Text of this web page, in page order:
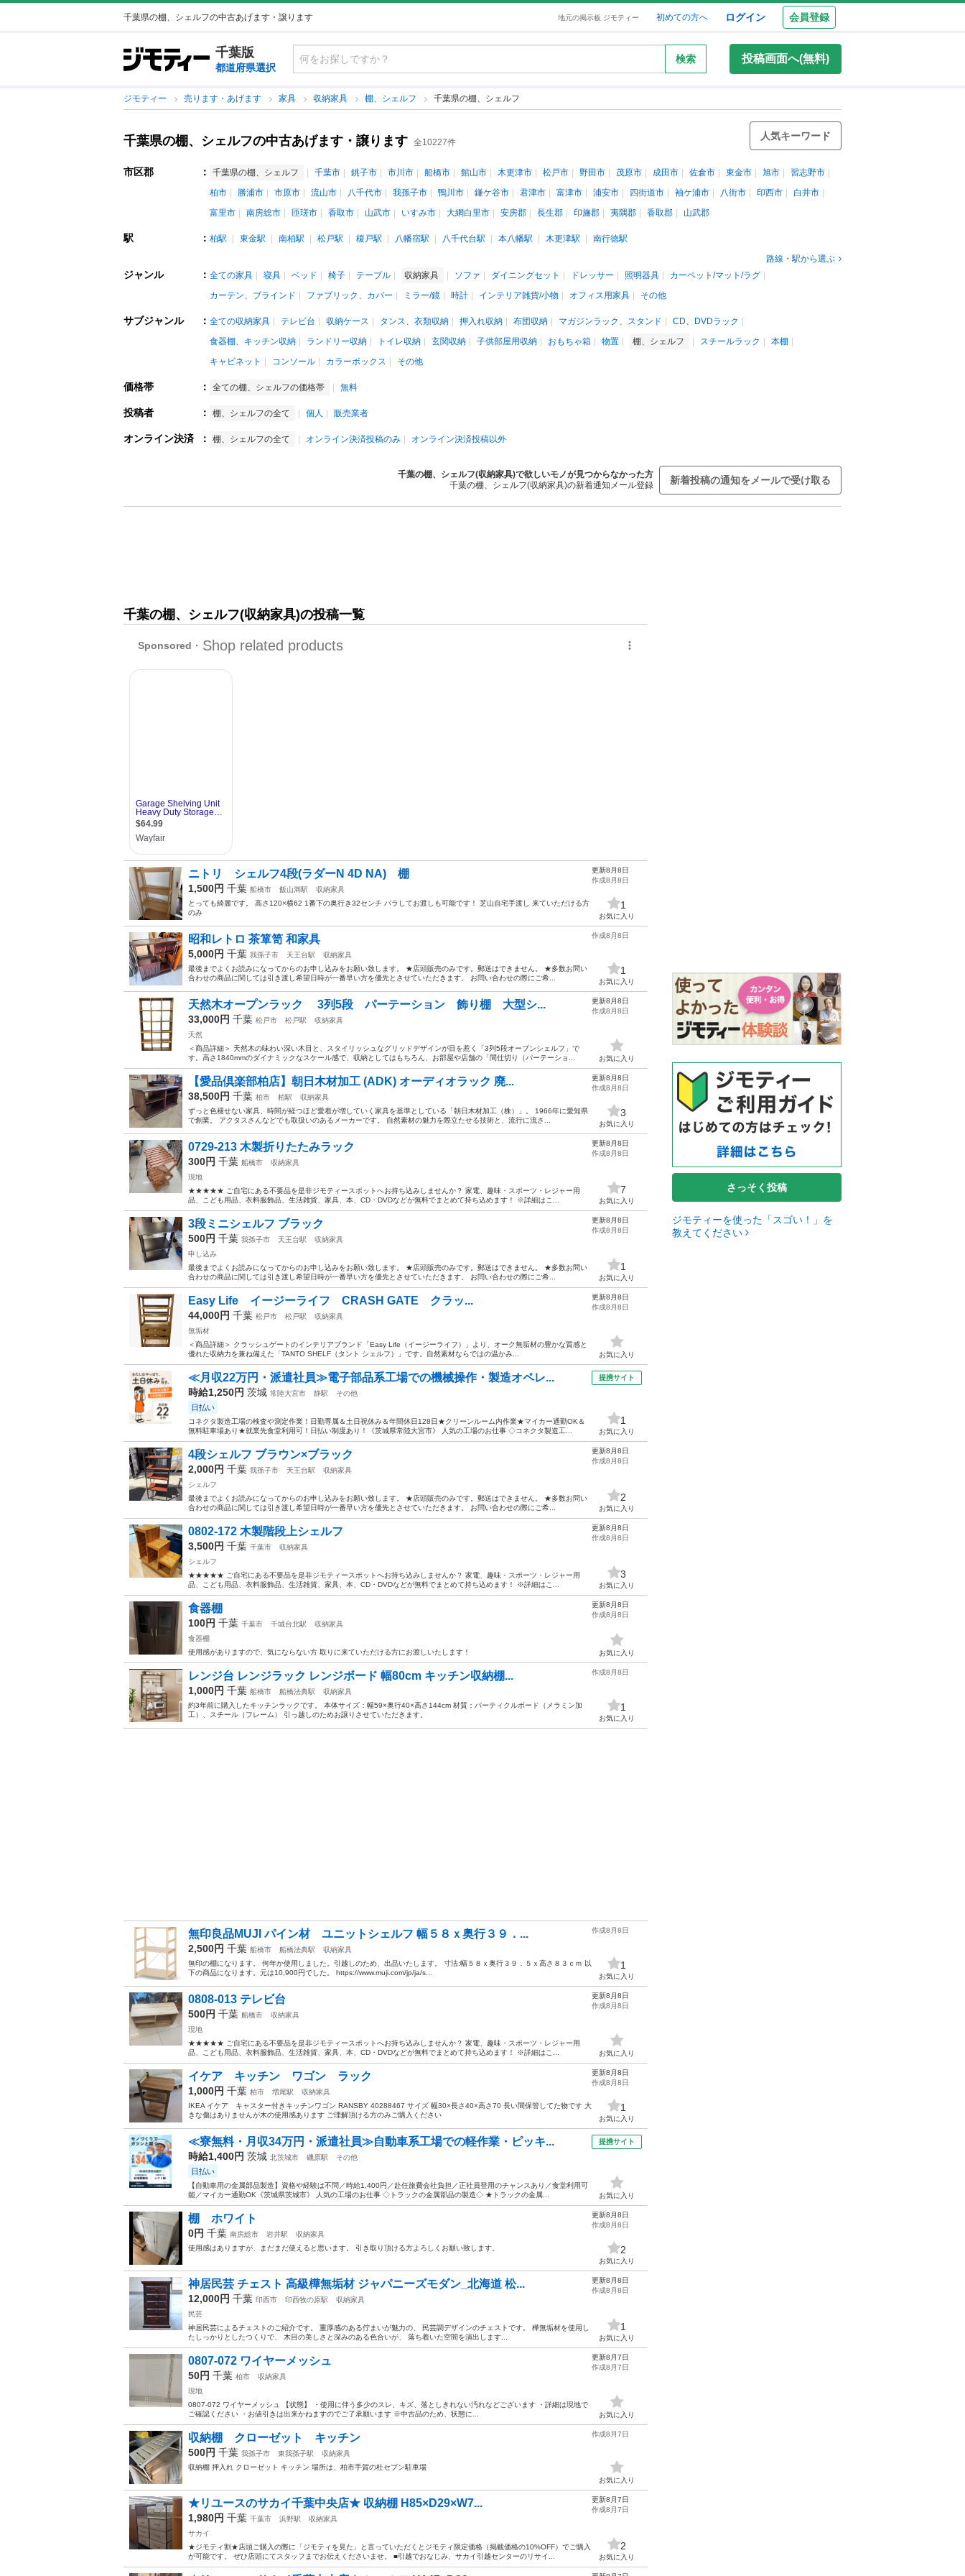
千葉県の棚、シェルフの中古あげます・譲ります 地元の掲示板 ジモティー 初めての方へ ログイン 会員登録
千葉版
都道府県選択
検索 投稿画面へ(無料)
ジモティー 売ります・あげます 家具 収納家具 棚、シェルフ 千葉県の棚、シェルフ
千葉県の棚、シェルフの中古あげます・譲ります 全10227件
人気キーワード
市区郡 ： 千葉県の棚、シェルフ 千葉市 銚子市 市川市 船橋市 館山市 木更津市 松戸市 野田市 茂原市 成田市 佐倉市 東金市 旭市
習志野市
柏市
勝浦市 市原市 流山市 八千代市 我孫子市 鴨川市 鎌ケ谷市 君津市 富津市 浦安市 四街道市 袖ケ浦市 八街市 印西市
白井市
富里市
南房総市 匝瑳市 香取市 山武市 いすみ市 大網白里市 安房郡 長生郡 印旛郡 夷隅郡 香取郡 山武郡
駅 ： 柏駅 東金駅 南柏駅 松戸駅 榎戸駅 八幡宿駅 八千代台駅 本八幡駅 木更津駅
南行徳駅
路線・駅から選ぶ
ジャンル ： 全ての家具 寝具 ベッド 椅子 テーブル 収納家具 ソファ ダイニングセット ドレッサー 照明器具
カーペット/マット/ラグ
カーテン、ブラインド
ファブリック、カバー ミラー/鏡 時計 インテリア雑貨/小物 オフィス用家具 その他
サブジャンル ： 全ての収納家具 テレビ台 収納ケース タンス、衣類収納 押入れ収納 布団収納 マガジンラック、スタンド
CD、DVDラック
食器棚、キッチン収納
ランドリー収納 トイレ収納 玄関収納 子供部屋用収納 おもちゃ箱 物置 棚、シェルフ スチールラック
本棚
キャビネット
コンソール カラーボックス その他
価格帯 ： 全ての棚、シェルフの価格帯 無料
投稿者 ： 棚、シェルフの全て 個人 販売業者
オンライン決済 ： 棚、シェルフの全て オンライン決済投稿のみ オンライン決済投稿以外
千葉の棚、シェルフ(収納家具)で欲しいモノが見つからなかった方
千葉の棚、シェルフ(収納家具)の新着通知メール登録
新着投稿の通知をメールで受け取る
千葉の棚、シェルフ(収納家具)の投稿一覧
ニトリ シェルフ4段(ラダーN 4D NA) 棚
1,500円 千葉 船橋市 飯山満駅
収納家具
とっても綺麗です。 高さ120×横62 1番下の奥行き32センチ バラしてお渡しも可能です！ 芝山自宅手渡し 来ていただける方
のみ
更新8月8日
作成8月8日
1
お気に入り
昭和レトロ 茶箪笥 和家具
5,000円 千葉 我孫子市 天王台駅
収納家具
最後までよくお読みになってからのお申し込みをお願い致します。 ★店頭販売のみです。郵送はできません。 ★多数お問い
合わせの商品に関しては引き渡し希望日時が一番早い方を優先とさせていただきます。 お問い合わせの際にご希...
作成8月8日
1
お気に入り
天然木オープンラック 3列5段 パーテーション 飾り棚 大型シ...
33,000円 千葉 松戸市 松戸駅
収納家具
天然
＜商品詳細＞ 天然木の味わい深い木目と、スタイリッシュなグリッドデザインが目を惹く「3列5段オープンシェルフ」で
す。高さ1840mmのダイナミックなスケール感で、収納としてはもちろん、お部屋や店舗の「間仕切り（パーテーショ...
更新8月8日
作成8月8日
お気に入り
【愛品倶楽部柏店】朝日木材加工 (ADK) オーディオラック 廃...
38,500円 千葉 柏市 柏駅
収納家具
ずっと色褪せない家具、時間が経つほど愛着が増していく家具を基準としている「朝日木材加工（株）」。 1966年に愛知県
で創業。 アクタスさんなどでも取扱いのあるメーカーです。 自然素材の魅力を際立たせる技術と、流行に流さ...
更新8月8日
作成8月8日
3
お気に入り
0729-213 木製折りたたみラック
300円 千葉 船橋市
収納家具
現地
★★★★★ ご自宅にある不要品を是非ジモティースポットへお持ち込みしませんか？ 家電、趣味・スポーツ・レジャー用
品、こども用品、衣料服飾品、生活雑貨、家具、本、CD・DVDなどが無料でまとめて持ち込めます！ ※詳細はこ...
更新8月8日
作成8月8日
7
お気に入り
3段ミニシェルフ ブラック
500円 千葉 我孫子市 天王台駅
収納家具
申し込み
最後までよくお読みになってからのお申し込みをお願い致します。 ★店頭販売のみです。郵送はできません。 ★多数お問い
合わせの商品に関しては引き渡し希望日時が一番早い方を優先とさせていただきます。 お問い合わせの際にご希...
更新8月8日
作成8月8日
1
お気に入り
Easy Life イージーライフ CRASH GATE クラッ...
44,000円 千葉 松戸市 松戸駅
収納家具
無垢材
＜商品詳細＞ クラッシュゲートのインテリアブランド「Easy Life（イージーライフ）」より、オーク無垢材の豊かな質感と
優れた収納力を兼ね備えた「TANTO SHELF（タント シェルフ）」です。自然素材ならではの温かみ...
更新8月8日
作成8月8日
お気に入り
≪月収22万円・派遣社員≫電子部品系工場での機械操作・製造オペレ...
時給1,250円 茨城 常陸大宮市 静駅 その他
日払い
コネクタ製造工場の検査や測定作業！日勤専属＆土日祝休み＆年間休日128日★クリーンルーム内作業★マイカー通勤OK＆
無料駐車場あり★就業先食堂利用可！日払い制度あり！《茨城県常陸大宮市》 人気の工場のお仕事 ◇コネクタ製造工...
提携サイト
1
お気に入り
4段シェルフ ブラウン×ブラック
2,000円 千葉 我孫子市 天王台駅
収納家具
シェルフ
最後までよくお読みになってからのお申し込みをお願い致します。 ★店頭販売のみです。郵送はできません。 ★多数お問い
合わせの商品に関しては引き渡し希望日時が一番早い方を優先とさせていただきます。 お問い合わせの際にご希...
更新8月8日
作成8月8日
2
お気に入り
0802-172 木製階段上シェルフ
3,500円 千葉 千葉市
収納家具
シェルフ
★★★★★ ご自宅にある不要品を是非ジモティースポットへお持ち込みしませんか？ 家電、趣味・スポーツ・レジャー用
品、こども用品、衣料服飾品、生活雑貨、家具、本、CD・DVDなどが無料でまとめて持ち込めます！ ※詳細はこ...
更新8月8日
作成8月8日
3
お気に入り
食器棚
100円 千葉 千葉市 千城台北駅
収納家具
食器棚
使用感がありますので、気にならない方 取りに来ていただける方にお渡しいたします！
更新8月8日
作成8月8日
お気に入り
レンジ台 レンジラック レンジボード 幅80cm キッチン収納棚...
1,000円 千葉 船橋市 船橋法典駅
収納家具
約3年前に購入したキッチンラックです。 本体サイズ：幅59×奥行40×高さ144cm 材質：パーティクルボード（メラミン加
工）、スチール（フレーム） 引っ越しのためお譲りさせていただきます。
作成8月8日
1
お気に入り
無印良品MUJI パイン材 ユニットシェルフ 幅５８ｘ奥行３９．...
2,500円 千葉 船橋市 船橋法典駅
収納家具
無印の棚になります。 何年か使用しました。引越しのため、出品いたします。 寸法:幅５８ｘ奥行３９．５ｘ高さ８３ｃｍ 以
下の商品になります。元は10,900円でした。 https://www.muji.com/jp/ja/s...
作成8月8日
1
お気に入り
0808-013 テレビ台
500円 千葉 船橋市
収納家具
現地
★★★★★ ご自宅にある不要品を是非ジモティースポットへお持ち込みしませんか？ 家電、趣味・スポーツ・レジャー用
品、こども用品、衣料服飾品、生活雑貨、家具、本、CD・DVDなどが無料でまとめて持ち込めます！ ※詳細はこ...
更新8月8日
作成8月8日
お気に入り
イケア キッチン ワゴン ラック
1,000円 千葉 柏市 増尾駅
収納家具
IKEA イケア キャスター付きキッチンワゴン RANSBY 40288467 サイズ 幅30×長さ40×高さ70 長い間保管してた物です 大
きな傷はありませんが木の使用感あります ご理解頂ける方のみご購入ください
更新8月8日
作成8月8日
1
お気に入り
≪寮無料・月収34万円・派遣社員≫自動車系工場での軽作業・ピッキ...
時給1,400円 茨城 北茨城市 磯原駅 その他
日払い
【自動車用の金属部品製造】資格や経験は不問／時給1,400円／赴任旅費会社負担／正社員登用のチャンスあり／食堂利用可
能／マイカー通勤OK《茨城県茨城市》 人気の工場のお仕事 ◇トラックの金属部品の製造◇ ★トラックの金属...
提携サイト
お気に入り
棚 ホワイト
0円 千葉 南房総市 岩井駅
収納家具
使用感はありますが、まだまだ使えると思います。 引き取り頂ける方よろしくお願い致します。
更新8月8日
作成8月8日
2
お気に入り
神居民芸 チェスト 高級樺無垢材 ジャパニーズモダン_北海道 松...
12,000円 千葉 印西市 印西牧の原駅
収納家具
民芸
神居民芸によるチェストのご紹介です。 重厚感のある佇まいが魅力の、 民芸調デザインのチェストです。 樺無垢材を使用し
たしっかりとしたつくりで、 木目の美しさと深みのある色合いが、 落ち着いた空間を演出します...
更新8月8日
作成8月8日
1
お気に入り
0807-072 ワイヤーメッシュ
50円 千葉 柏市
収納家具
現地
0807-072 ワイヤーメッシュ 【状態】 ・使用に伴う多少のスレ、キズ、落としきれない汚れなどございます ・詳細は現地で
ご確認ください ・お値引きは出来かねますのでご了承願います ※中古品のため、状態に...
更新8月7日
作成8月7日
お気に入り
収納棚 クローゼット キッチン
500円 千葉 我孫子市 東我孫子駅
収納家具
収納棚 押入れ クローゼット キッチン 場所は、柏市手賀の杜セブン駐車場
作成8月7日
お気に入り
★リユースのサカイ千葉中央店★ 収納棚 H85×D29×W7...
1,980円 千葉 千葉市 浜野駅
収納家具
サカイ
★ジモティ割★店頭ご購入の際に「ジモティを見た」と言っていただくとジモティ限定価格（掲載価格の10%OFF）でご購入
が可能です。 ぜひ店頭にてスタッフまでお伝えくださいませ。 ■引越でおなじみ、サカイ引越センターのリサイ...
更新8月7日
作成8月7日
2
お気に入り
さっそく投稿
ジモティーを使った「スゴい！」を
教えてください